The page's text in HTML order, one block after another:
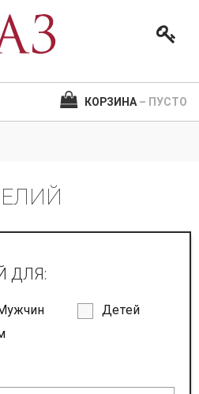
КОРЗИНА – ПУСТО
ДЛЯ:
Детей